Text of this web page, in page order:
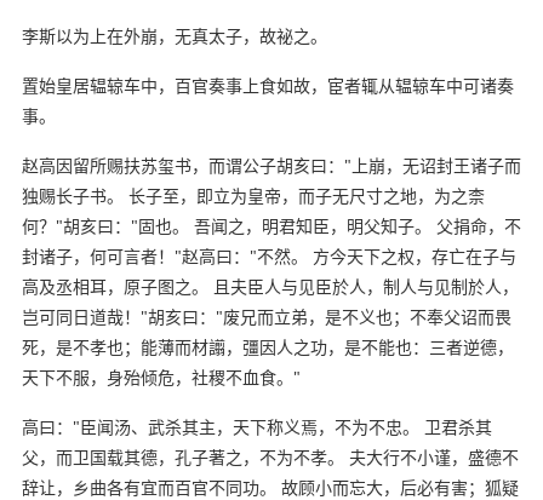
李斯以为上在外崩，无真太子，故祕之。
置始皇居辒辌车中，百官奏事上食如故，宦者辄从辒辌车中可诸奏
事。
赵高因留所赐扶苏玺书，而谓公子胡亥曰："上崩，无诏封王诸子而
独赐长子书。 长子至，即立为皇帝，而子无尺寸之地，为之柰
何？"胡亥曰："固也。 吾闻之，明君知臣，明父知子。 父捐命，不
封诸子，何可言者！"赵高曰："不然。 方今天下之权，存亡在子与
高及丞相耳，原子图之。 且夫臣人与见臣於人，制人与见制於人，
岂可同日道哉！"胡亥曰："废兄而立弟，是不义也；不奉父诏而畏
死，是不孝也；能薄而材譾，彊因人之功，是不能也：三者逆德，
天下不服，身殆倾危，社稷不血食。"
高曰："臣闻汤、武杀其主，天下称义焉，不为不忠。 卫君杀其
父，而卫国载其德，孔子著之，不为不孝。 夫大行不小谨，盛德不
辞让，乡曲各有宜而百官不同功。 故顾小而忘大，后必有害；狐疑